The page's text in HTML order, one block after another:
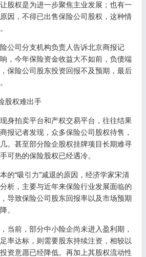
股权是为进一步聚焦主业发展；也有一
因，不得已出售保险公司股权，这种情
公司分支机构负责人告诉北京商报记
，今年保险资金收益大不如前，负债端
保险公司股东投资回报不及预期，最后
股权难出手
身拍卖平台和产权交易平台，往往结果
报记者发现，众多保险公司股权待售，
。甚至部分险企股权挂牌项目长期难寻
可热的保险股权已经遇冷。
的“吸引力”减退的原因，经济学家宋清
析，主要与近年来保险行业发展面临的
导致保险公司股东回报率以及市场预期
。
当前，部分中小险企尚未进入盈利期，
率达标，则需要股东持续注资，相较以
资意愿已经降低。再加上其股权流动性